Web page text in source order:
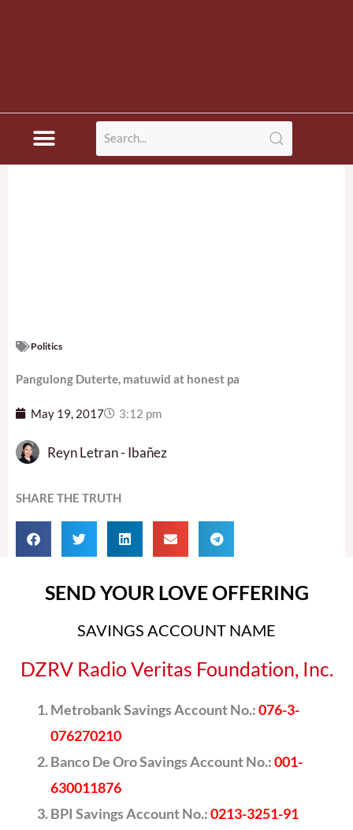
Politics
Pangulong Duterte, matuwid at honest pa
May 19, 2017 3:12 pm
Reyn Letran - Ibañez
SHARE THE TRUTH
SEND YOUR LOVE OFFERING
SAVINGS ACCOUNT NAME
DZRV Radio Veritas Foundation, Inc.
Metrobank Savings Account No.:076-3-
076270210
Banco De Oro Savings Account No.:001-
630011876
BPI Savings Account No.:0213-3251-91